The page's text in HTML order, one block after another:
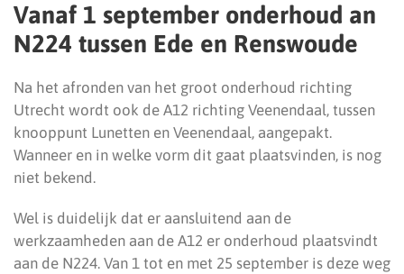
Vanaf 1 september onderhoud an
N224 tussen Ede en Renswoude
Na het afronden van het groot onderhoud richting
Utrecht wordt ook de A12 richting Veenendaal, tussen
knooppunt Lunetten en Veenendaal, aangepakt.
Wanneer en in welke vorm dit gaat plaatsvinden, is nog
niet bekend.
Wel is duidelijk dat er aansluitend aan de
werkzaamheden aan de A12 er onderhoud plaatsvindt
aan de N224. Van 1 tot en met 25 september is deze weg